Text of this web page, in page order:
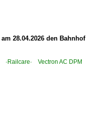
28.04.2026 den Bahnhof
Vectron AC DPM